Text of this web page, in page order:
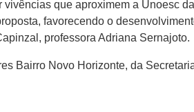
que aproximem a Unoesc
favorecendo o
professora Adriana Sernajoto.
Bairro Novo Horizonte, da